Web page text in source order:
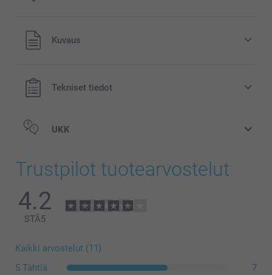
Kaikki hinnat ovat euroina, sisältävät arvonlisäveron ja
eivät sisällä postikuluja.
Kuvaus
Tekniset tiedot
Pieni kukkaruukku
UKK
Trustpilot tuotearvostelut
4.2
STÄ5
Kaikki arvostelut (11)
5 Tähtiä
7